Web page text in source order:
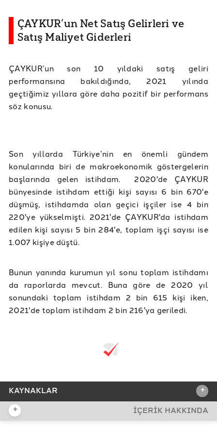
ÇAYKUR’un Net Satış Gelirleri ve
Satış Maliyet Giderleri
ÇAYKUR’un son 10 yıldaki satış geliri
performansına bakıldığında, 2021 yılında
geçtiğimiz yıllara göre daha pozitif bir performans
söz konusu.
Son yıllarda Türkiye’nin en önemli gündem
konularında biri de makroekonomik göstergelerin
başlarında gelen istihdam. 2020'de ÇAYKUR
bünyesinde istihdam ettiği kişi sayısı 6 bin 670'e
düşmüş, istihdamda olan geçici işçiler ise 4 bin
220'ye yükselmişti. 2021'de ÇAYKUR'da istihdam
edilen kişi sayısı 5 bin 284'e, toplam işçi sayısı ise
1.007 kişiye düştü.
Bunun yanında kurumun yıl sonu toplam istihdamı
da raporlarda mevcut. Buna göre de 2020 yıl
sonundaki toplam istihdam 2 bin 615 kişi iken,
2021'de toplam istihdam 2 bin 216'ya geriledi.
KAYNAKLAR +
REFERANSLAR
+ İÇERİK HAKKINDA